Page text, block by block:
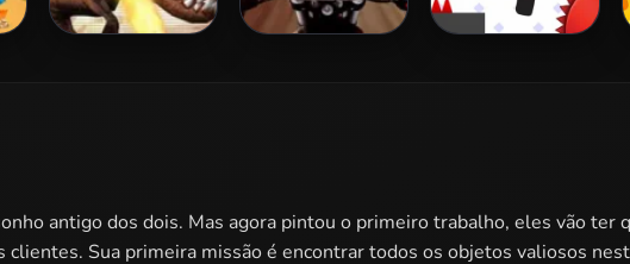
antigo dos dois. Mas agora pintou o primeiro trabalho, eles vão ter
Sua primeira missão é encontrar todos os objetos valiosos